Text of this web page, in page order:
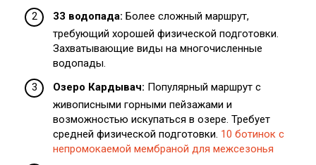
33 водопада: Более сложный маршрут,
требующий хорошей физической подготовки.
Захватывающие виды на многочисленные
водопады.
Озеро Кардывач: Популярный маршрут с
живописными горными пейзажами и
возможностью искупаться в озере. Требует
средней физической подготовки. 10 ботинок с
непромокаемой мембраной для межсезонья